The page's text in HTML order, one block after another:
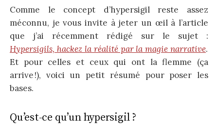
Comme le concept d’hypersigil reste assez
méconnu, je vous invite à jeter un œil à l’article
que j’ai récemment rédigé sur le sujet :
Hypersigils, hackez la réalité par la magie narrative.
Et pour celles et ceux qui ont la flemme (ça
arrive !), voici un petit résumé pour poser les
bases.
Qu’est-ce qu’un hypersigil ?